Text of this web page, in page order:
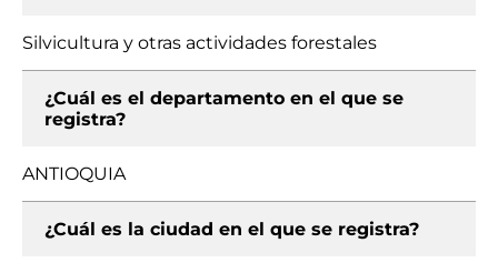
Silvicultura y otras actividades forestales
¿Cuál es el departamento en el que se
registra?
ANTIOQUIA
¿Cuál es la ciudad en el que se registra?